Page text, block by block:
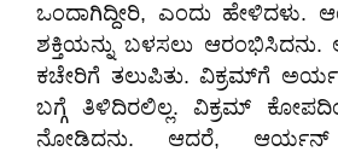
ಒಂದಾಗಿದ್ದೀರಿ, ಎಂದು ಹೇಳಿದಳು.
ಶಕ್ತಿಯನ್ನು ಬಳಸಲು
ಕಚೇರಿಗೆ ತಲುಪಿತು. ವಿಕ್ರಮ್‌ಗೆ
ಬಗ್ಗೆ ತಿಳಿದಿರಲಿಲ್ಲ. ವಿಕ್ರಮ್‌
ನೋಡಿದನು. ಆದರೆ, ಆರ್ಯನ್